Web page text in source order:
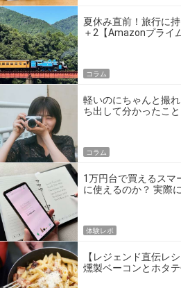
夏休み直前！旅行に
＋2【Amazonプライ
コラム
軽いのにちゃんと撮
ち出して分かったこと
コラム
1万円台で買えるスマ
に使えるのか？ 実際
体験レポ
【レジェンド直伝レ
燻製ベーコンとホタ